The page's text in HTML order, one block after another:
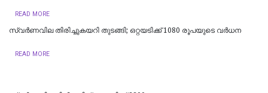
READ MORE
സ്വര്‍ണവില തിരിച്ചുകയറി തുടങ്ങി; ഒറ്റയടിക്ക് 1080 രൂപയുടെ വര്‍ധന
READ MORE